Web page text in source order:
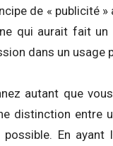
de « publicité »
qui aurait fait
dans un usage
autant que
distinction entre
En